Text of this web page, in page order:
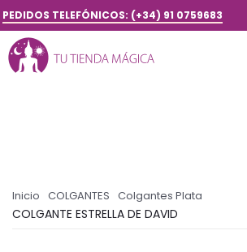
PEDIDOS TELEFÓNICOS: (+34) 91 0759683
Inicio COLGANTES Colgantes Plata
COLGANTE ESTRELLA DE DAVID